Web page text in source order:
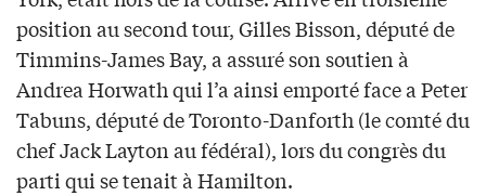
position au second tour, Gilles Bisson, député de
Timmins-James Bay, a assuré son soutien à
Andrea Horwath qui l’a ainsi emporté face a Peter
Tabuns, député de Toronto-Danforth (le comté du
chef Jack Layton au fédéral), lors du congrès du
parti qui se tenait à Hamilton.